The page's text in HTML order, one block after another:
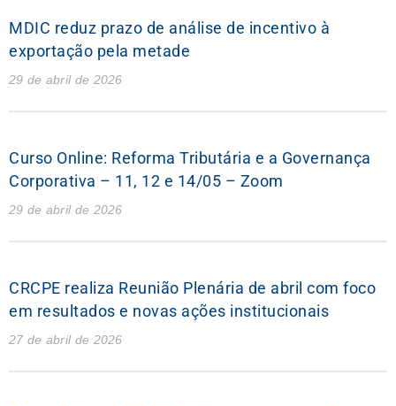
MDIC reduz prazo de análise de incentivo à
exportação pela metade
29 de abril de 2026
Curso Online: Reforma Tributária e a Governança
Corporativa – 11, 12 e 14/05 – Zoom
29 de abril de 2026
CRCPE realiza Reunião Plenária de abril com foco
em resultados e novas ações institucionais
27 de abril de 2026